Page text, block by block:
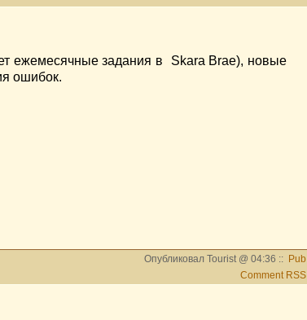
ежемесячные задания в Skara Brae), новые
ошибок.
Опубликовал Tourist @ 04:36 :: Pub
Comment RSS